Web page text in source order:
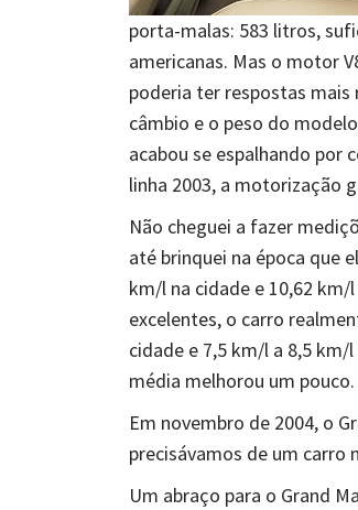
porta-malas: 583 litros,
americanas. Mas o motor
poderia ter respostas mais
câmbio e o peso do
acabou se espalhando por
linha 2003, a motorização
Não cheguei a fazer
até brinquei na época que
km/l na cidade e 10,62
excelentes, o carro
cidade e 7,5 km/l a 8,5
média melhorou um
Em novembro de 2004, o
precisávamos de um carro
Um abraço para o Grand